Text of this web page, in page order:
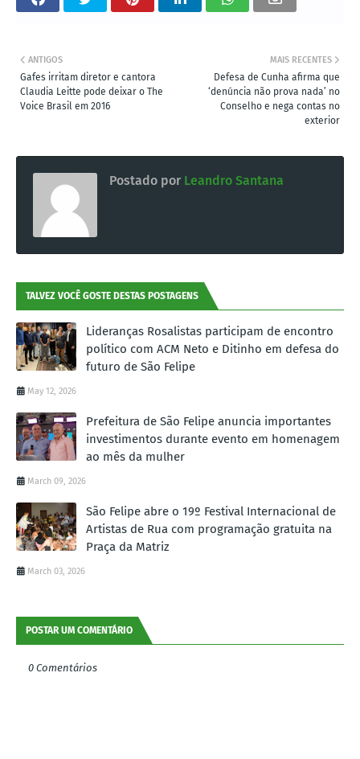
MAIS RECENTES
Defesa de Cunha afirma que
‘denúncia não prova nada’ no
Conselho e nega contas no
exterior
ANTIGOS
Gafes irritam diretor e cantora
Claudia Leitte pode deixar o The
Voice Brasil em 2016
Postado por Leandro Santana
TALVEZ VOCÊ GOSTE DESTAS POSTAGENS
Lideranças Rosalistas participam de encontro
político com ACM Neto e Ditinho em defesa do
futuro de São Felipe
May 12, 2026
Prefeitura de São Felipe anuncia importantes
investimentos durante evento em homenagem
ao mês da mulher
March 09, 2026
São Felipe abre o 19º Festival Internacional de
Artistas de Rua com programação gratuita na
Praça da Matriz
March 03, 2026
POSTAR UM COMENTÁRIO
0 Comentários